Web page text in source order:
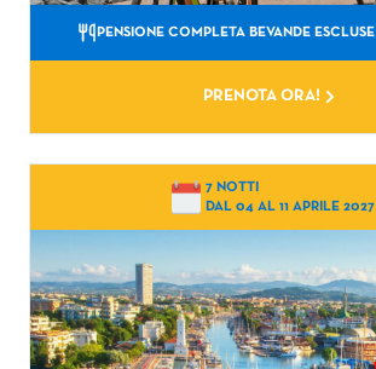
PENSIONE COMPLETA BEVANDE ESCLUSE
PRENOTA ORA!
7 NOTTI
DAL 04 AL 11 APRILE 2027